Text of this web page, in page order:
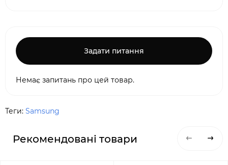
Задати питання
Немає запитань про цей товар.
Теги: Samsung
Рекомендовані товари